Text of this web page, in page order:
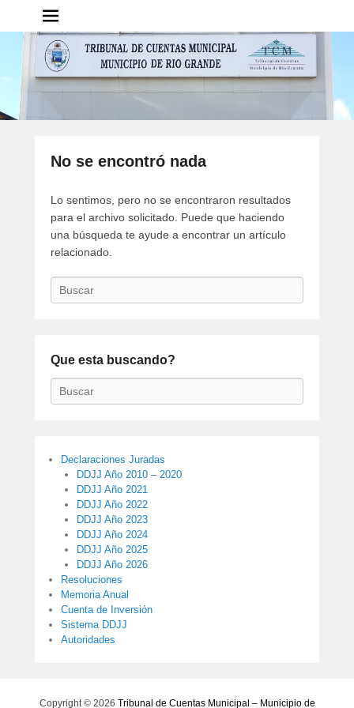
Municipal – Municipio de Rio
Grande
Portal del TCM Rio Grande
No se encontró nada
Lo sentimos, pero no se encontraron resultados
para el archivo solicitado. Puede que haciendo
una búsqueda te ayude a encontrar un artículo
relacionado.
u
a
Que esta buscando?
Buscar
Declaraciones Juradas
DDJJ Año 2010 – 2020
DDJJ Año 2021
DDJJ Año 2022
DDJJ Año 2023
DDJJ Año 2024
DDJJ Año 2025
DDJJ Año 2026
Resoluciones
Memoria Anual
Cuenta de Inversión
Sistema DDJJ
Autoridades
Copyright © 2026 Tribunal de Cuentas Municipal – Municipio de